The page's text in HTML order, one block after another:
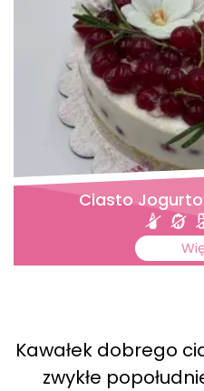
Ciasto
Kawałek dobrego
zwykłe